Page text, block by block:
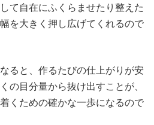
て自在にふくらませたり整えた
を大きく押し広げてくれるので
ると、作るたびの仕上がりが安
の目分量から抜け出すことが、
くための確かな一歩になるので